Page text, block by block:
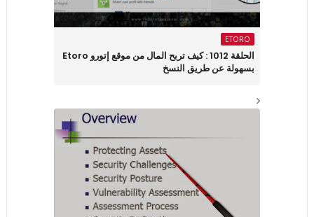
ETORO
الحلقة 1012 : كيف تربح المال من موقع إتورو Etoro
بسهولة عن طريق النسخ